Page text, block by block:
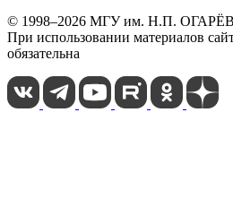
© 1998–2026 МГУ им. Н.П.
При использовании материалов
обязательна